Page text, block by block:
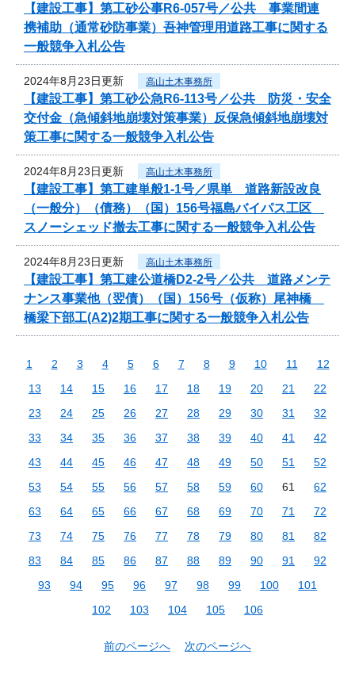
【建設工事】第工砂公事R6-057号／公共 事業間連
携補助（通常砂防事業）吾神管理用道路工事に関する
一般競争入札公告
2024年8月23日更新 高山土木事務所
【建設工事】第工砂公急R6-113号／公共 防災・安全
交付金（急傾斜地崩壊対策事業）反保急傾斜地崩壊対
策工事に関する一般競争入札公告
2024年8月23日更新 高山土木事務所
【建設工事】第工建単般1-1号／県単 道路新設改良
（一般分）（債務）（国）156号福島バイパス工区
スノーシェッド撤去工事に関する一般競争入札公告
2024年8月23日更新 高山土木事務所
【建設工事】第工建公道橋D2-2号／公共 道路メンテ
ナンス事業他（翌債）（国）156号（仮称）尾神橋
橋梁下部工(A2)2期工事に関する一般競争入札公告
1 2 3 4 5 6 7 8 9 10 11
12
13
14 15 16 17 18 19 20 21
22
23
24 25 26 27 28 29 30 31
32
33
34 35 36 37 38 39 40 41
42
43
44 45 46 47 48 49 50 51
52
53
54 55 56 57 58 59 60 61
62
63
64 65 66 67 68 69 70 71
72
73
74 75 76 77 78 79 80 81
82
83
84 85 86 87 88 89 90 91
92
93
94 95 96 97 98 99 100
101
102
103 104 105 106
前のページへ 次のページへ